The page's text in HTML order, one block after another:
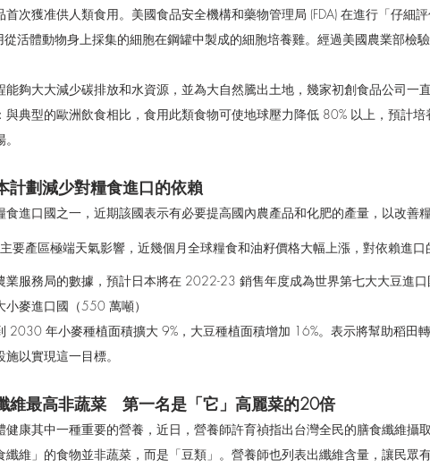
次獲准供人類食用。美國食品安全機構和藥物管理局 (FDA) 在進行「仔細
從活體動物身上採集的細胞在鋼罐中製成的細胞培養雞。經過美國農業部檢
能夠大大減少碳排放和水資源，並為大自然騰出土地，幾家初創食品公司一
與典型的歐洲飲食相比，食用此類食物可使地球壓力降低 80% 以上，預計
計劃減少對糧食進口的依賴
食進口國之一，近期該國表示有必要提高國內農產品和化肥的產量，以改善糧
要產區極端天氣影響，近幾個月全球糧食和油籽價格大幅上漲，對依賴進口
業服務局的數據，預計日本將在 2022-23 銷售年度成為世界第七大大豆進
麥進口國（550 萬噸）
2030 年小麥種植面積擴大 9%，大豆種植面積增加 16%。表示將幫助稻田
以實現這一目標。
維最高非蔬菜　第一名是「它」高麗菜的20倍
健康其中一種重要的營養，近日，營養師許育禎指出台灣全民的膳食纖維攝
纖維」的食物並非蔬菜，而是「豆類」。營養師也列表出纖維含量，讓民眾